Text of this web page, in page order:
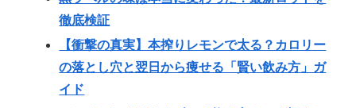
徹底検証
【衝撃の真実】本搾りレモンで太る？カロリー
の落とし穴と翌日から痩せる「賢い飲み方」ガ
イド